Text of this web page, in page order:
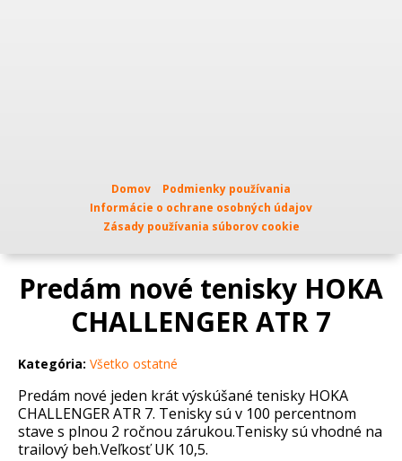
Domov
Podmienky používania
Informácie o ochrane osobných údajov
Zásady používania súborov cookie
Predám nové tenisky HOKA
CHALLENGER ATR 7
Kategória: Všetko ostatné
Predám nové jeden krát výskúšané tenisky HOKA
CHALLENGER ATR 7. Tenisky sú v 100 percentnom
stave s plnou 2 ročnou zárukou.Tenisky sú vhodné na
trailový beh.Veľkosť UK 10,5.